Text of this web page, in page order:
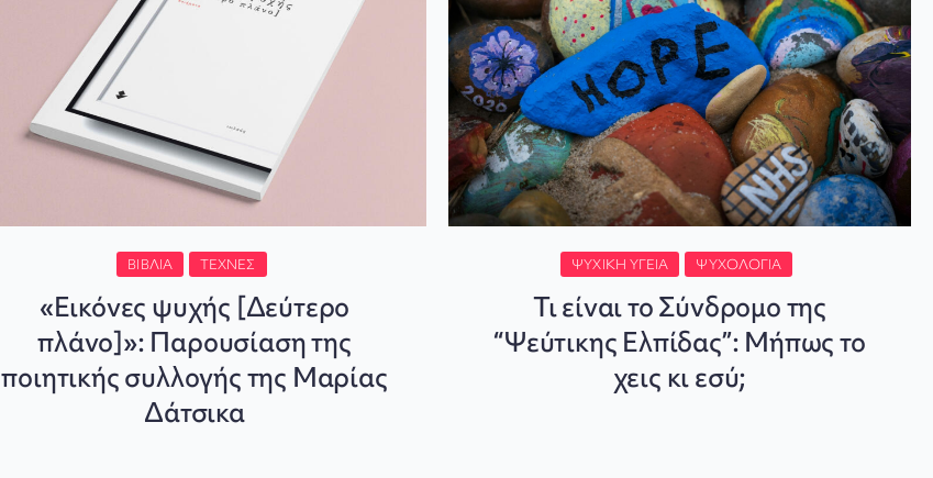
ΒΙΒΛΊΑ ΤΈΧΝΕΣ
«Εικόνες ψυχής [Δεύτερο
πλάνο]»: Παρουσίαση της
ποιητικής συλλογής της Μαρίας
Δάτσικα
ΨΥΧΙΚΉ ΥΓΕΊΑ ΨΥΧΟΛΟΓΊΑ
Τι είναι το Σύνδρομο της
“Ψεύτικης Ελπίδας”: Μήπως το
χεις κι εσύ;